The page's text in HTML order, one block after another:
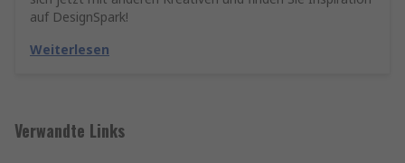
auf DesignSpark!
Weiterlesen
Verwandte Links